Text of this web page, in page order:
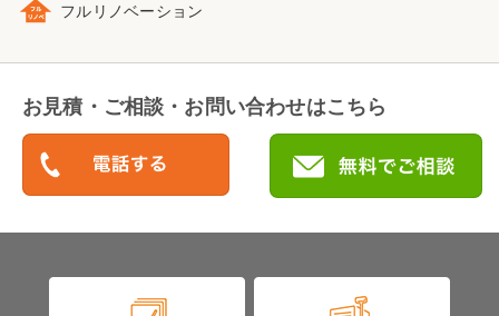
フルリノベーション
お見積・ご相談・お問い合わせはこちら